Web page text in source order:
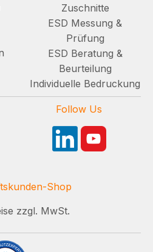
Zuschnitte
ESD Messung &
Prüfung
ESD Beratung &
Beurteilung
Individuelle Bedruckung
Follow Us
Shop
zzgl. MwSt.